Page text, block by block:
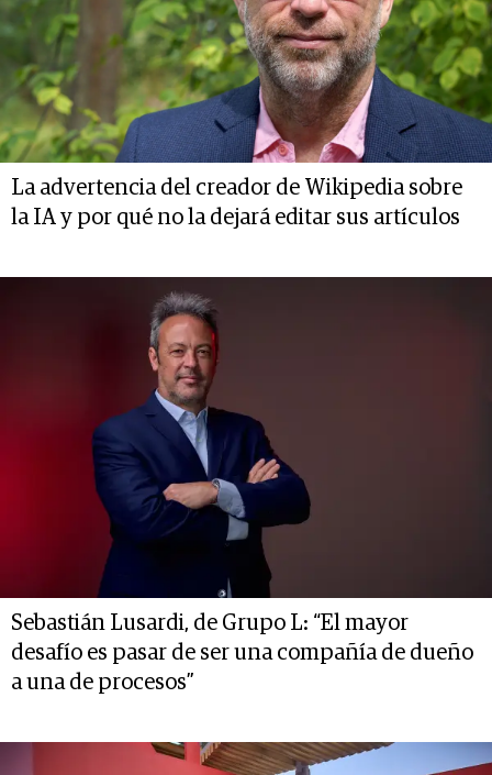
La advertencia del creador de Wikipedia sobre
la IA y por qué no la dejará editar sus artículos
Sebastián Lusardi, de Grupo L: “El mayor
desafío es pasar de ser una compañía de dueño
a una de procesos”